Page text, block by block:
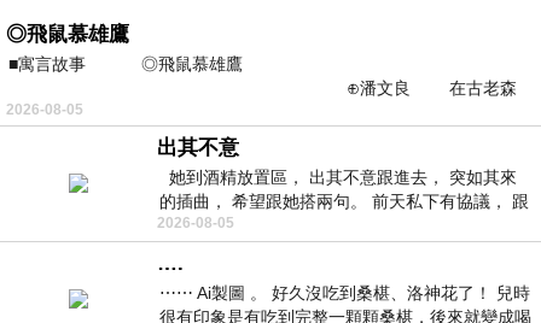
◎飛鼠慕雄鷹
■寓言故事 ◎飛鼠慕雄鷹
⊕潘文良 在古老森
林的底層，住著一隻小飛鼠
2026-08-05
出其不意
她到酒精放置區， 出其不意跟進去， 突如其來
的插曲， 希望跟她搭兩句。 前天私下有協議， 跟
著阿弟丟拉基
2026-08-05
….
⋯⋯ Ai製圖 。 好久沒吃到桑椹、洛神花了！ 兒時
很有印象是有吃到完整一顆顆桑椹，後來就變成喝